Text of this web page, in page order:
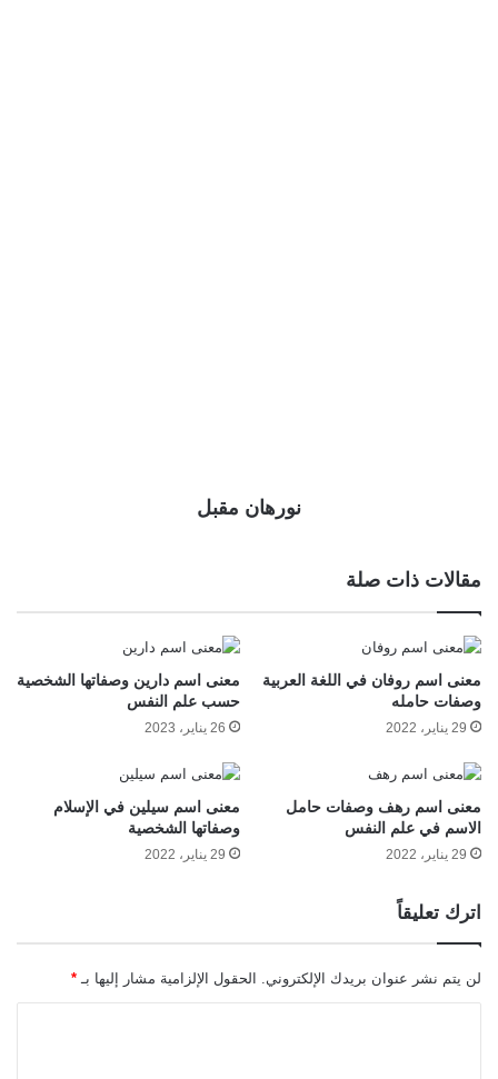
نورهان مقبل
مقالات ذات صلة
معنى اسم روفان في اللغة العربية
وصفات حامله
29 يناير، 2022
معنى اسم دارين وصفاتها الشخصية
حسب علم النفس
26 يناير، 2023
معنى اسم رهف وصفات حامل
الاسم في علم النفس
29 يناير، 2022
معنى اسم سيلين في الإسلام
وصفاتها الشخصية
29 يناير، 2022
اترك تعليقاً
لن يتم نشر عنوان بريدك الإلكتروني. الحقول الإلزامية مشار إليها بـ *